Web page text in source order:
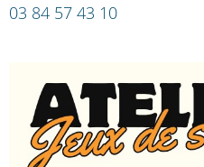
03 84 57 43 10